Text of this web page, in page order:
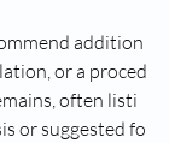
addition
or a proced
often listi
or suggested fo